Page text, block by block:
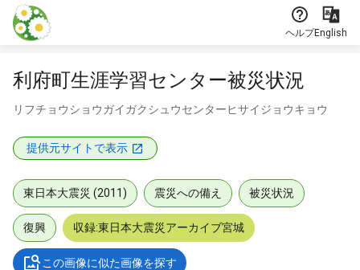
本文に飛ぶ
ヘルプEnglish
利府町生涯学習センター被災状況
リフチョウショウガイガクシュウセンターヒサイジョウキョウ
提供元サイトで表示
東日本大震災 (2011) 震災への備え 被災状況
復興 収録:東日本大震災アーカイブ宮城
この画像に似た画像を探す